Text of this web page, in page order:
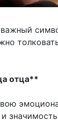
отца**